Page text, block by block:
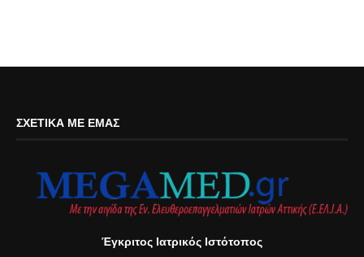
ΣΧΕΤΙΚΆ ΜΕ ΕΜΆΣ
Έγκριτος Ιατρικός Ιστότοπος